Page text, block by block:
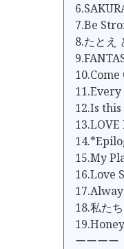
7.Be
8.たとえ
10.Come
12.Is
13.LOVE
15.My
16.Love
18.私たち
19.Honey
ーーーー